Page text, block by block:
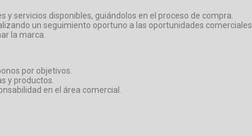
servicios disponibles, guiándolos en el proceso de compra.
un seguimiento oportuno a las oportunidades comerciales.
la marca.
por objetivos.
y productos.
en el área comercial.